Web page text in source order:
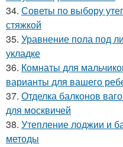
34. Советы по выбору
стяжкой
35. Уравнение пола под
укладке
36. Комнаты для
варианты для вашего
37. Отделка балконов
для москвичей
38. Утепление лоджии и
методы